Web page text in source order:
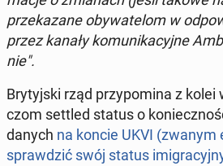
prze­ka­za­ne oby­wa­te­lom w
przez kanały ko­mu­ni­ka­cyj­ne
nie".
Bry­tyj­ski rząd przy­po­mi­na z
czom settled status o
danych na koncie UKVI (zwanym
spraw­dzić swój status